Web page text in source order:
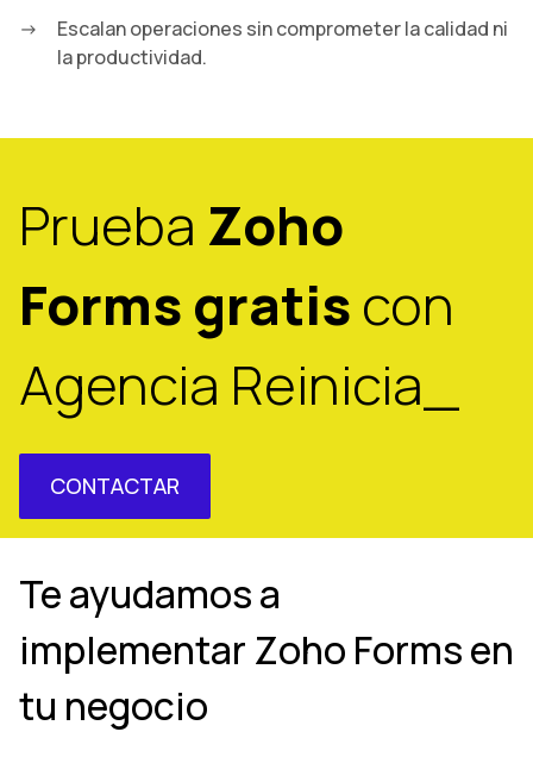
Escalan operaciones sin comprometer la calidad ni
la productividad.
Prueba Zoho
Forms gratiscon
Agencia Reinicia_
CONTACTAR
Te ayudamos a
implementar Zoho Forms en
tu negocio